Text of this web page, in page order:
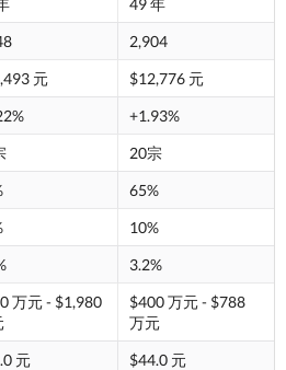
2,904
元
$12,776 元
+1.93%
20宗
65%
10%
3.2%
万元 - $1,980
$400 万元 - $788
万元
元
$44.0 元